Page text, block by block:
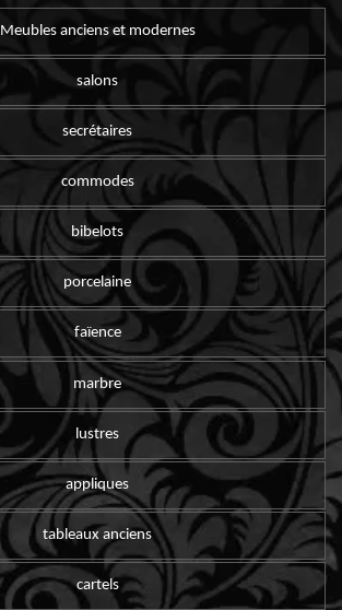
Meubles anciens et modernes
salons
secrétaires
commodes
bibelots
porcelaine
faïence
marbre
lustres
appliques
tableaux anciens
cartels